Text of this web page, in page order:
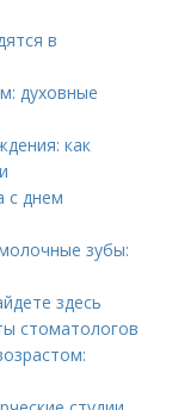
в
духовные
как
с днем
зубы:
здесь
стоматологов